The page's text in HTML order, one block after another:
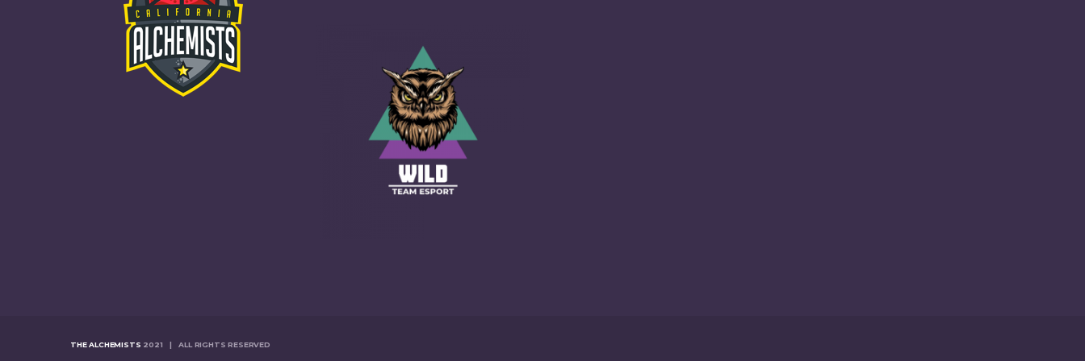
THE ALCHEMISTS 2021 | ALL RIGHTS RESERVED